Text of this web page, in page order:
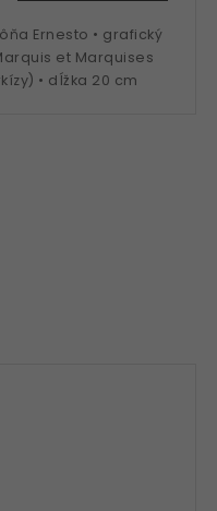
Ernesto • grafický
et Marquises
• dĺžka 20 cm